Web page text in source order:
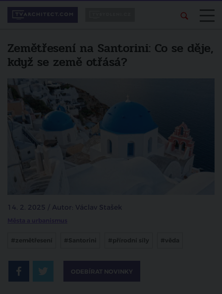
Zemětřesení na Santorini: Co se děje,
když se země otřásá?
14. 2. 2025 / Autor: Václav Stašek
Města a urbanismus
#zemětřesení #Santorini #přírodní síly #věda
ODEBÍRAT NOVINKY